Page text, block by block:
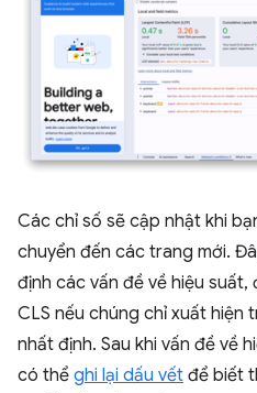
Các chỉ số sẽ cập nhật khi
chuyển đến các trang mới.
định các vấn đề về hiệu suất,
CLS nếu chúng chỉ xuất
nhất định. Sau khi vấn đề về
có thể ghi lại dấu vết để biết